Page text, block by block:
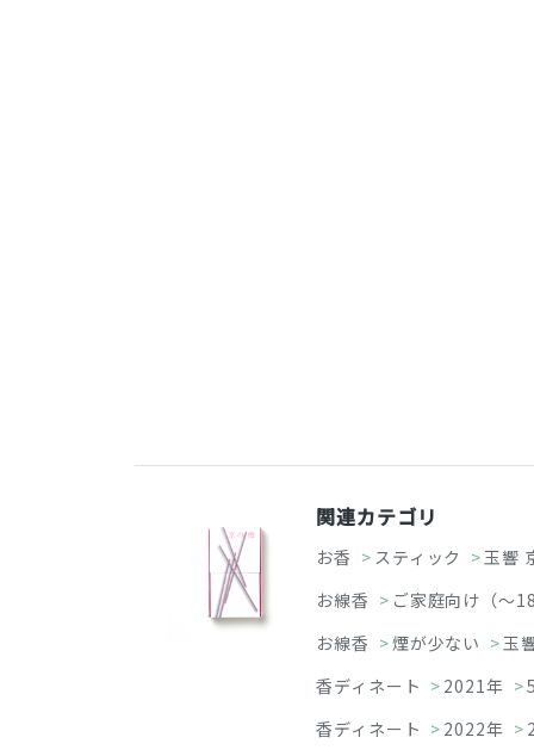
関連カテゴリ
お香 > スティック >玉響
お線香 > ご家庭向け（～
お線香 >煙が少ない >玉
香ディネート > 2021年 >
香ディネート > 2022年 >